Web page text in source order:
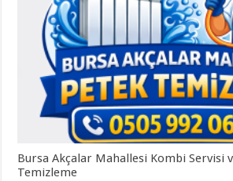
Bursa Akçalar Mahallesi Kombi Servisi
Temizleme